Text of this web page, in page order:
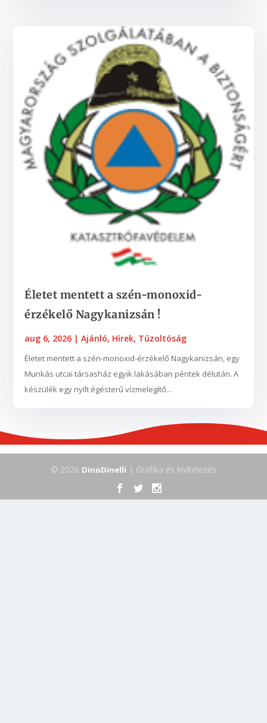
Életet mentett a szén-monoxid-
érzékelő Nagykanizsán !
aug 6, 2026 |Ajánló, Hírek, Tűzoltóság
Életet mentett a szén-monoxid-érzékelő Nagykanizsán, egy
Munkás utcai társasház egyik lakásában péntek délután. A
készülék egy nyílt égésterű vízmelegítő...
© 2026 DinoDinelli | Grafika és kivitelezés